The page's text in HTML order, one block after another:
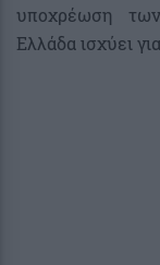
υποχρέωση
Ελλάδα ισχύει